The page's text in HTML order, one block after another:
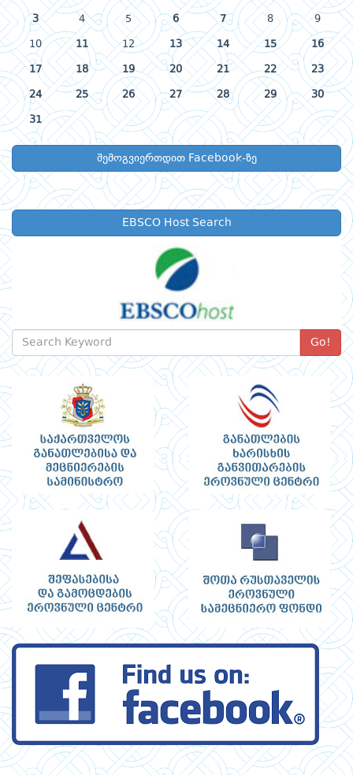
3 4 5 6 7 8 9
10 11 12 13 14 15 16
17 18 19 20 21 22 23
24 25 26 27 28 29 30
31
შემოგვიერთდით Facebook-ზე
EBSCO Host Search
Go!